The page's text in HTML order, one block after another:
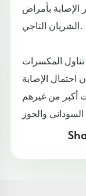
في خطر الإصابة بأمراض
الشريان التاجي.
تناول المكسرات
احتمال الإصابة
أكبر من غيرهم